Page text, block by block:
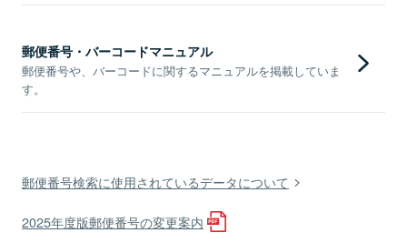
郵便番号・バーコードマニュアル
郵便番号や、バーコードに関するマニュアルを掲載していま
す。
郵便番号検索に使用されているデータについて
2025年度版郵便番号の変更案内